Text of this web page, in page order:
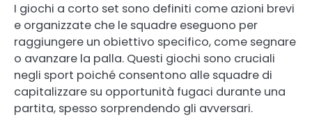
I giochi a corto set sono definiti come azioni brevi
e organizzate che le squadre eseguono per
raggiungere un obiettivo specifico, come segnare
o avanzare la palla. Questi giochi sono cruciali
negli sport poiché consentono alle squadre di
capitalizzare su opportunità fugaci durante una
partita, spesso sorprendendo gli avversari.